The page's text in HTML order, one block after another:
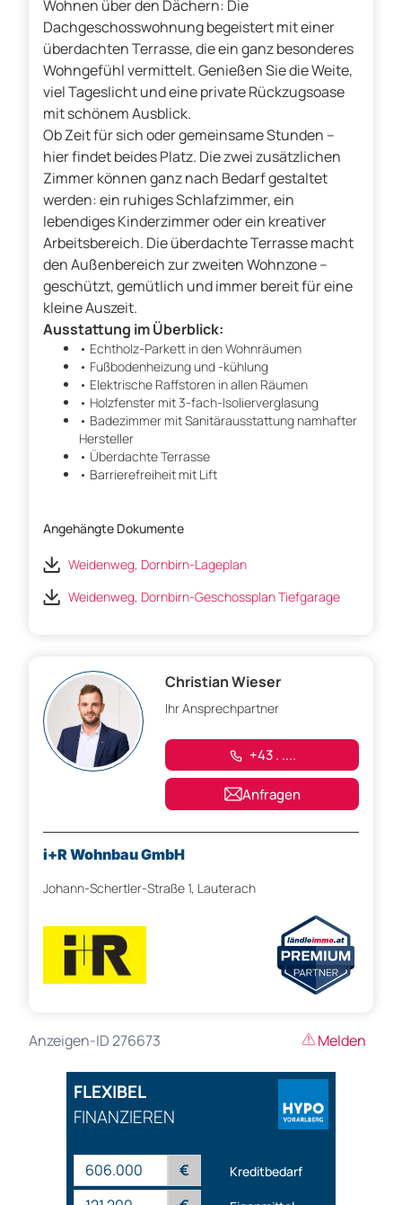
Wohnen über den Dächern: Die
Dachgeschosswohnung begeistert mit einer
überdachten Terrasse, die ein ganz besonderes
Wohngefühl vermittelt. Genießen Sie die Weite,
viel Tageslicht und eine private Rückzugsoase
mit schönem Ausblick.
Ob Zeit für sich oder gemeinsame Stunden –
hier findet beides Platz. Die zwei zusätzlichen
Zimmer können ganz nach Bedarf gestaltet
werden: ein ruhiges Schlafzimmer, ein
lebendiges Kinderzimmer oder ein kreativer
Arbeitsbereich. Die überdachte Terrasse macht
den Außenbereich zur zweiten Wohnzone –
geschützt, gemütlich und immer bereit für eine
kleine Auszeit.
Ausstattung im Überblick:
• Echtholz-Parkett in den Wohnräumen
• Fußbodenheizung und -kühlung
• Elektrische Raffstoren in allen Räumen
• Holzfenster mit 3-fach-Isolierverglasung
• Badezimmer mit Sanitärausstattung namhafter
Hersteller
• Überdachte Terrasse
• Barrierefreiheit mit Lift
Angehängte Dokumente
Weidenweg, Dornbirn-Lageplan
Weidenweg, Dornbirn-Geschossplan Tiefgarage
Christian Wieser
Ihr Ansprechpartner
+43 . ....
Anfragen
i+R Wohnbau GmbH
Johann-Schertler-Straße 1, Lauterach
Anzeigen-ID 276673 Melden
FLEXIBEL
FINANZIEREN
€ Kreditbedarf